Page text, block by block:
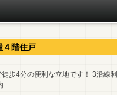
階住戸
歩4分の便利な立地です！ 3沿線